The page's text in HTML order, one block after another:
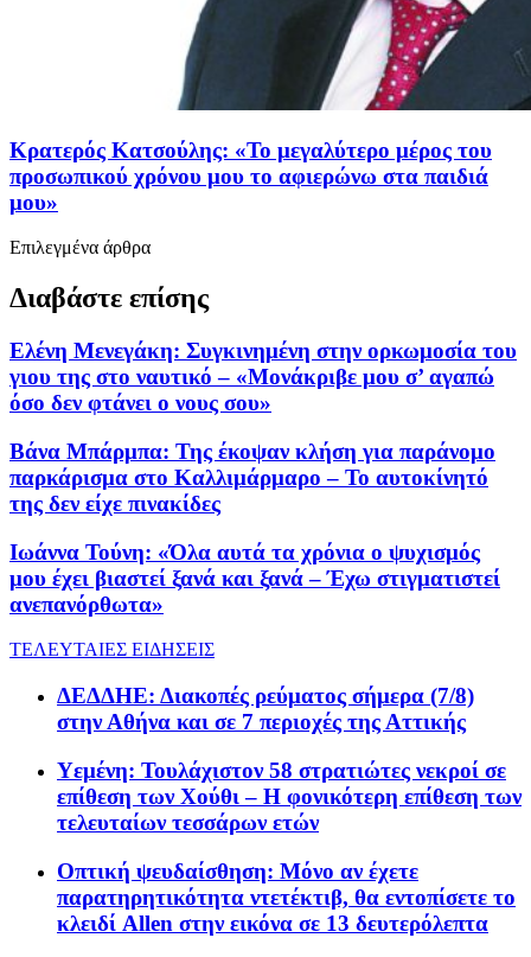
Κρατερός Κατσούλης: «Το μεγαλύτερο μέρος του
προσωπικού χρόνου μου το αφιερώνω στα παιδιά
μου»
Επιλεγμένα άρθρα
Διαβάστε επίσης
Ελένη Μενεγάκη: Συγκινημένη στην ορκωμοσία του
γιου της στο ναυτικό – «Μονάκριβε μου σ’ αγαπώ
όσο δεν φτάνει ο νους σου»
Βάνα Μπάρμπα: Της έκοψαν κλήση για παράνομο
παρκάρισμα στο Καλλιμάρμαρο – Το αυτοκίνητό
της δεν είχε πινακίδες
Ιωάννα Τούνη: «Όλα αυτά τα χρόνια ο ψυχισμός
μου έχει βιαστεί ξανά και ξανά – Έχω στιγματιστεί
ανεπανόρθωτα»
ΤΕΛΕΥΤΑΙΕΣ ΕΙΔΗΣΕΙΣ
ΔΕΔΔΗΕ: Διακοπές ρεύματος σήμερα (7/8)
στην Αθήνα και σε 7 περιοχές της Αττικής
Υεμένη: Τουλάχιστον 58 στρατιώτες νεκροί σε
επίθεση των Χούθι – Η φονικότερη επίθεση των
τελευταίων τεσσάρων ετών
Οπτική ψευδαίσθηση: Μόνο αν έχετε
παρατηρητικότητα ντετέκτιβ, θα εντοπίσετε το
κλειδί Allen στην εικόνα σε 13 δευτερόλεπτα